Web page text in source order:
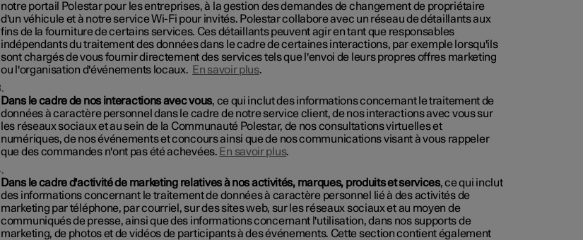
notre portail Polestar pour les entreprises, à la gestion des demandes de changement de propriétaire
d'un véhicule et à notre service Wi-Fi pour invités. Polestar collabore avec un réseau de détaillants aux
fins de la fourniture de certains services. Ces détaillants peuvent agir en tant que responsables
indépendants du traitement des données dans le cadre de certaines interactions, par exemple lorsqu'ils
sont chargés de vous fournir directement des services tels que l'envoi de leurs propres offres marketing
ou l'organisation d'événements locaux. En savoir plus.
Dans le cadre de nos interactions avec vous, ce qui inclut des informations concernant le traitement de
données à caractère personnel dans le cadre de notre service client, de nos interactions avec vous sur
les réseaux sociaux et au sein de la Communauté Polestar, de nos consultations virtuelles et
numériques, de nos événements et concours ainsi que de nos communications visant à vous rappeler
que des commandes n'ont pas été achevées. En savoir plus.
Dans le cadre d'activité de marketing relatives à nos activités, marques, produits et services, ce qui inclut
des informations concernant le traitement de données à caractère personnel lié à des activités de
marketing par téléphone, par courriel, sur des sites web, sur les réseaux sociaux et au moyen de
communiqués de presse, ainsi que des informations concernant l'utilisation, dans nos supports de
marketing, de photos et de vidéos de participants à des événements. Cette section contient également